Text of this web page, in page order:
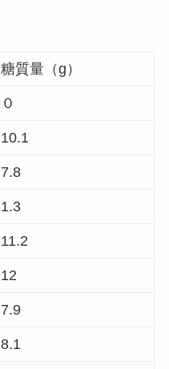
糖質量（g）
０
10.1
7.8
1.3
11.2
12
7.9
8.1